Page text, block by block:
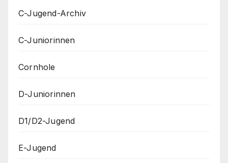
C-Jugend-Archiv
C-Juniorinnen
Cornhole
D-Juniorinnen
D1/D2-Jugend
E-Jugend